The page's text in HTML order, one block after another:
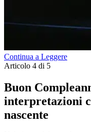
Continua a Leggere
Articolo 4 di 5
Buon
interpretazioni
nascente